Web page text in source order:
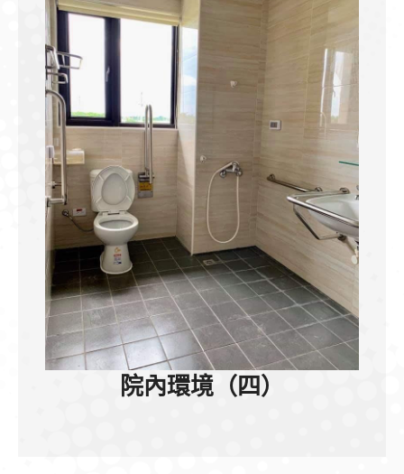
院內環境（四）